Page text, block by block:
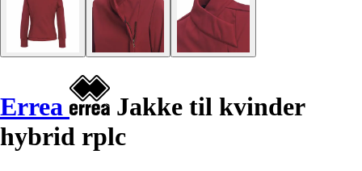
Errea
Jakke til kvinder
hybrid rplc